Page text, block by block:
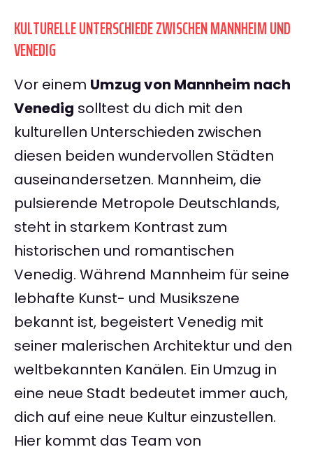
KULTURELLE UNTERSCHIEDE ZWISCHEN MANNHEIM UND
VENEDIG
Vor einem Umzug von Mannheim nach
Venedig solltest du dich mit den
kulturellen Unterschieden zwischen
diesen beiden wundervollen Städten
auseinandersetzen. Mannheim, die
pulsierende Metropole Deutschlands,
steht in starkem Kontrast zum
historischen und romantischen
Venedig. Während Mannheim für seine
lebhafte Kunst- und Musikszene
bekannt ist, begeistert Venedig mit
seiner malerischen Architektur und den
weltbekannten Kanälen. Ein Umzug in
eine neue Stadt bedeutet immer auch,
dich auf eine neue Kultur einzustellen.
Hier kommt das Team von